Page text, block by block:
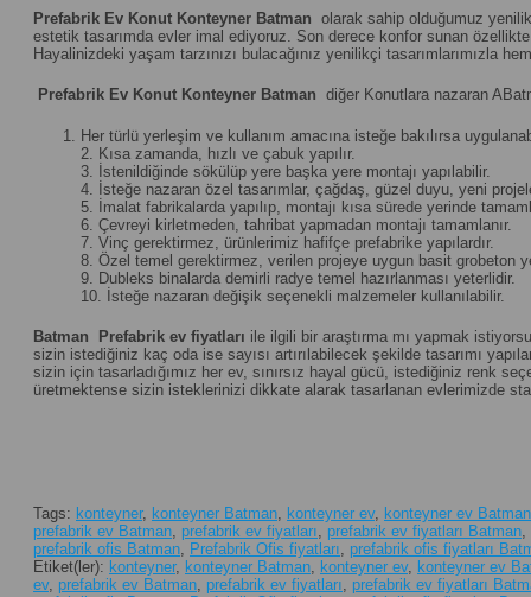
Prefabrik Ev Konut Konteyner Batman olarak sahip olduğumuz
estetik tasarımda evler imal ediyoruz. Son derece konfor sunan
Hayalinizdeki yaşam tarzınızı bulacağınız yenilikçi tasarımlarımızla
Prefabrik Ev Konut Konteyner Batman diğer Konutlara nazaran
Her türlü yerleşim ve kullanım amacına isteğe bakılırsa
2. Kısa zamanda, hızlı ve çabuk yapılır.
3. İstenildiğinde sökülüp yere başka yere montajı yapılabilir.
4. İsteğe nazaran özel tasarımlar, çağdaş, güzel duyu, yeni
5. İmalat fabrikalarda yapılıp, montajı kısa sürede yerinde
6. Çevreyi kirletmeden, tahribat yapmadan montajı tamamlanır.
7. Vinç gerektirmez, ürünlerimiz hafifçe prefabrike yapılardır.
8. Özel temel gerektirmez, verilen projeye uygun basit grobeton
9. Dubleks binalarda demirli radye temel hazırlanması yeterlidir.
10. İsteğe nazaran değişik seçenekli malzemeler kullanılabilir.
Batman Prefabrik ev fiyatları ile ilgili bir araştırma mı yapmak
sizin istediğiniz kaç oda ise sayısı artırılabilecek şekilde tasarımı
sizin için tasarladığımız her ev, sınırsız hayal gücü, istediğiniz renk
üretmektense sizin isteklerinizi dikkate alarak tasarlanan evlerimizde
Tags: konteyner, konteyner Batman konteyner ev, konteyner ev Batman
prefabrik ev Batman prefabrik ev fiyatları prefabrik ev fiyatları Batman
prefabrik ofis Batman Prefabrik Ofis fiyatları
prefabrik ofis fiyatları
Etiket(ler): konteyner, konteyner Batman konteyner ev, konteyner ev
ev, prefabrik ev Batman prefabrik ev fiyatları
prefabrik ev fiyatları